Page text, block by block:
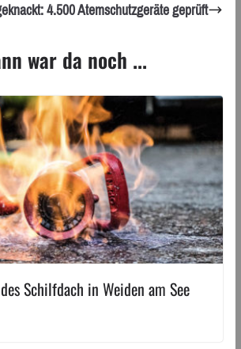
4.500 Atemschutzgeräte geprüft
war da noch ...
Schilfdach in Weiden am See